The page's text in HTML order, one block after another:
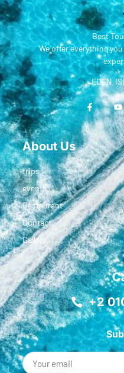
Best
We offer everything
EDEN
About Us
trips
events
Restaurant
Contact
Gallery
+2